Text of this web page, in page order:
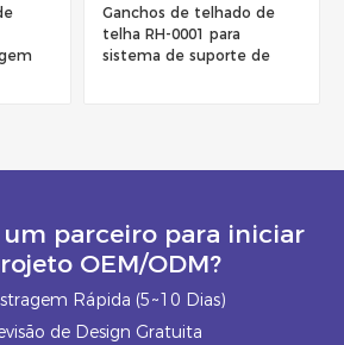
RH-0009 Altura Dupla
Ajustável Azulejo Plano
Aço Inoxidável SUS 304
parceiro para iniciar
OEM/ODM?
Rápida (5~10 Dias)
de Design Gratuita